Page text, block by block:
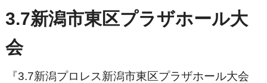
3.7新潟市東区プラザホール大
会
『3.7新潟プロレス新潟市東区プラザホール大会